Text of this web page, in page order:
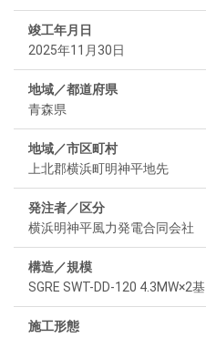
竣工年月日
2025年11月30日
地域／都道府県
青森県
地域／市区町村
上北郡横浜町明神平地先
発注者／区分
横浜明神平風力発電合同会社
構造／規模
SGRE SWT-DD-120 4.3MW×2基
施工形態